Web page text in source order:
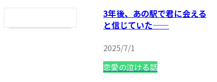
3年後、あの駅で君に会える
と信じていた——
2025/7/1
恋愛の泣ける話